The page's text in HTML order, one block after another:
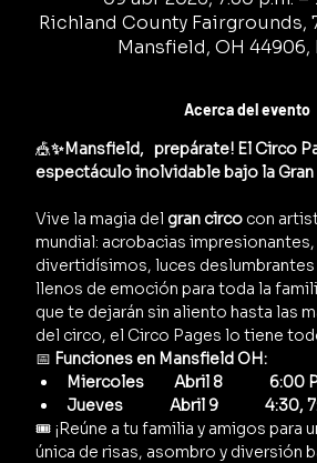
Richland County Fairgrounds,
Mansfield, OH 44906,
Acerca del evento
🎪✨Mansfield,   prepárate! El Circo
espectáculo inolvidable bajo la Gran
Vive la magia del gran circo con
mundial: acrobacias
divertidísimos, luces
llenos de emoción para toda la
que te dejarán sin aliento hasta las
del circo, el Circo Pages lo tiene
📅 Funciones en Mansfield OH:
Miercoles         Abril 8              6:00
Jueves              Abril 9              4:30,
🎟️ ¡Reúne a tu familia y amigos para
única de risas, asombro y diversión